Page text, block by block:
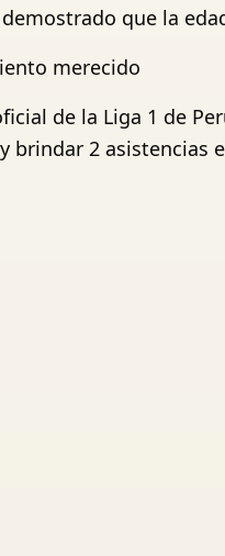
que la
merecido
de la Liga 1 de
brindar 2